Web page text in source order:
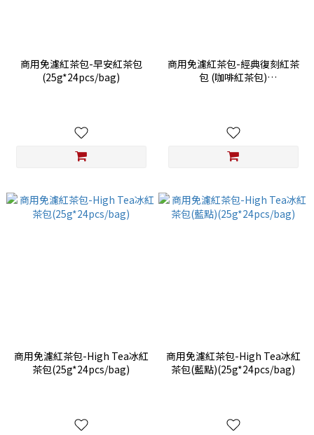
商用免濾紅茶包-早安紅茶包
(25g*24pcs/bag)
商用免濾紅茶包-經典復刻紅茶
包 (咖啡紅茶包)
商用免濾紅茶包-High Tea冰紅
茶包(25g*24pcs/bag)
商用免濾紅茶包-High Tea冰紅
茶包(藍點)(25g*24pcs/bag)